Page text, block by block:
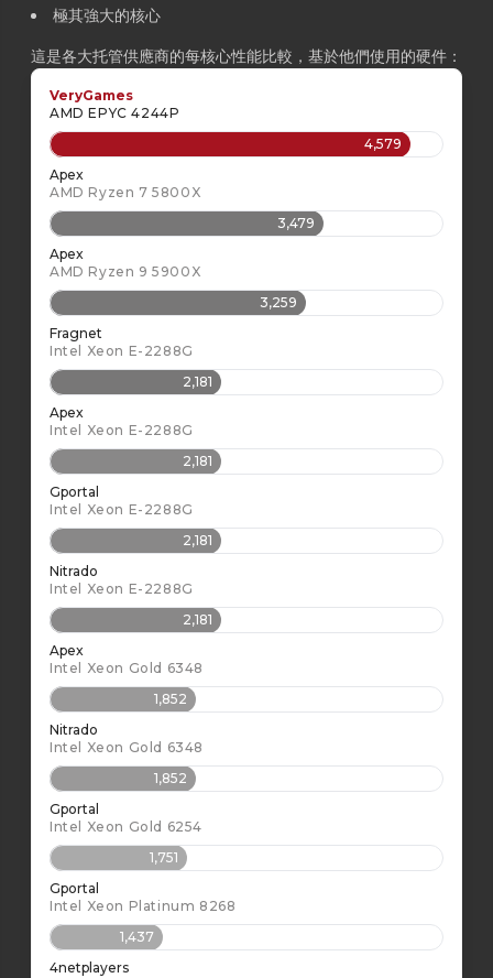
極其強大的核心
這是各大托管供應商的每核心性能比較，基於他們使用的硬件：
VeryGames
AMD EPYC 4244P
4,579
Apex
AMD Ryzen 7 5800X
3,479
Apex
AMD Ryzen 9 5900X
3,259
Fragnet
Intel Xeon E-2288G
2,181
Apex
Intel Xeon E-2288G
2,181
Gportal
Intel Xeon E-2288G
2,181
Nitrado
Intel Xeon E-2288G
2,181
Apex
Intel Xeon Gold 6348
1,852
Nitrado
Intel Xeon Gold 6348
1,852
Gportal
Intel Xeon Gold 6254
1,751
Gportal
Intel Xeon Platinum 8268
1,437
4netplayers